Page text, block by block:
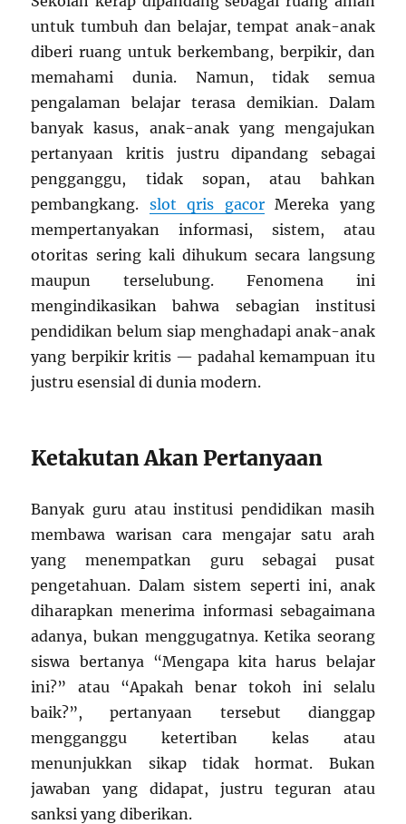
untuk tumbuh dan belajar, tempat anak-anak
diberi ruang untuk berkembang, berpikir, dan
memahami dunia. Namun, tidak semua
pengalaman belajar terasa demikian. Dalam
banyak kasus, anak-anak yang mengajukan
pertanyaan kritis justru dipandang sebagai
pengganggu, tidak sopan, atau bahkan
pembangkang. slot qris gacorMereka yang
mempertanyakan informasi, sistem, atau
otoritas sering kali dihukum secara langsung
maupun terselubung. Fenomena ini
mengindikasikan bahwa sebagian institusi
pendidikan belum siap menghadapi anak-anak
yang berpikir kritis — padahal kemampuan itu
justru esensial di dunia modern.
Ketakutan Akan Pertanyaan
Banyak guru atau institusi pendidikan masih
membawa warisan cara mengajar satu arah
yang menempatkan guru sebagai pusat
pengetahuan. Dalam sistem seperti ini, anak
diharapkan menerima informasi sebagaimana
adanya, bukan menggugatnya. Ketika seorang
siswa bertanya “Mengapa kita harus belajar
ini?” atau “Apakah benar tokoh ini selalu
baik?”, pertanyaan tersebut dianggap
mengganggu ketertiban kelas atau
menunjukkan sikap tidak hormat. Bukan
jawaban yang didapat, justru teguran atau
sanksi yang diberikan.